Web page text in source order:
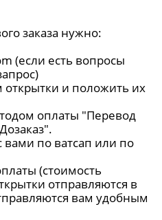
заказа нужно:
(если есть вопросы
и положить их
оплаты "Перевод
по ватсап или по
(стоимость
отправляются в
вам удобным